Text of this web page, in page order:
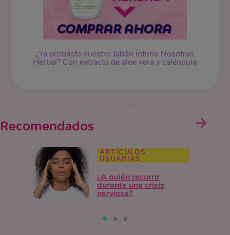
¿Ya probaste nuestro Jabón Íntimo Nosotras
Herbal? Con extracto de aloe vera y caléndula
Recomendados
ARTÍCULOS
USUARIAS
¿A quién recurrir
durante una crisis
nerviosa?